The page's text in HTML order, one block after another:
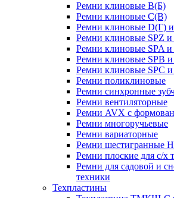
Ремни клиновые В(Б)
Ремни клиновые С(В)
Ремни клиновые D(Г)
Ремни клиновые SPZ
Ремни клиновые SPA и
Ремни клиновые SPB
Ремни клиновые SPC
Ремни поликлиновые
Ремни синхронные
Ремни вентиляторные
Ремни AVX с
Ремни многоручьевые
Ремни вариаторные
Ремни шестигранные
Ремни плоские для с/х
Ремни для садовой и
техники
Техпластины